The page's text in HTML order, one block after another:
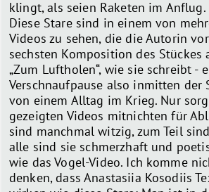
klingt, als seien Raketen im Anflug.
Diese Stare sind in einem von
Videos zu sehen, die die Autorin
sechsten Komposition des Stückes
„Zum Luftholen“, wie sie schreibt -
Verschnaufpause also inmitten der
von einem Alltag im Krieg. Nur
gezeigten Videos mitnichten für
sind manchmal witzig, zum Teil
alle sind sie schmerzhaft und
wie das Vogel-Video. Ich komme
denken, dass Anastasiia Kosodiis